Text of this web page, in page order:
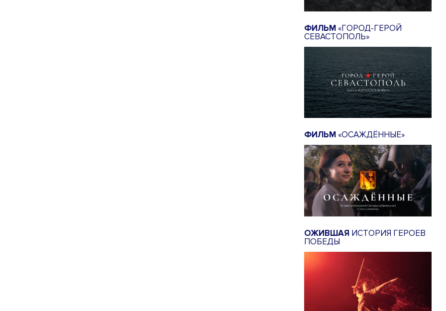
ФИЛЬМ«ГОРОД-ГЕРОЙ
СЕВАСТОПОЛЬ»
ФИЛЬМ«ОСАЖДЁННЫЕ»
ОЖИВШАЯ ИСТОРИЯ ГЕРОЕВ
ПОБЕДЫ